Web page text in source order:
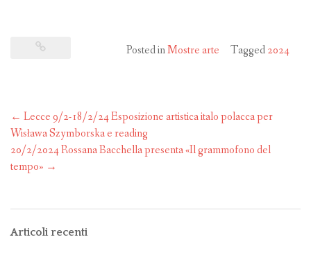
Posted inMostre arte Tagged2024
Post
navigation
← Lecce 9/2-18/2/24 Esposizione artistica italo polacca per
Wisława Szymborska e reading
20/2/2024 Rossana Bacchella presenta «Il grammofono del
tempo» →
Articoli recenti